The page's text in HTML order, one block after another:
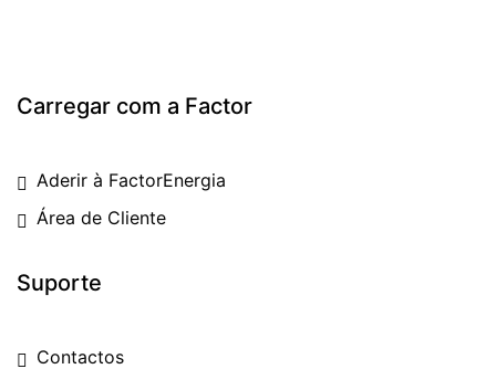
Carregar com a Factor
Aderir à FactorEnergia
Área de Cliente
Suporte
Contactos